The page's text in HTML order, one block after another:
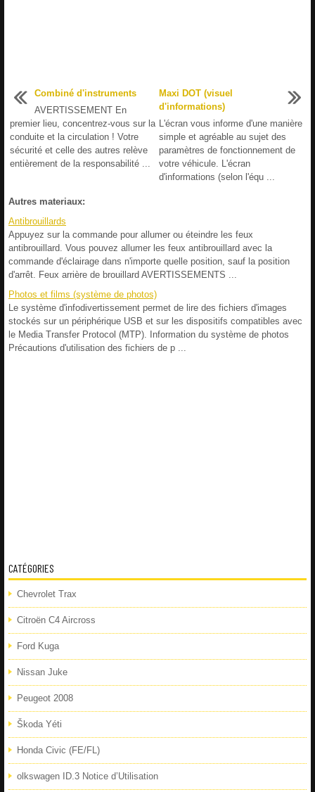
Combiné d'instruments
AVERTISSEMENT En
premier lieu, concentrez-vous sur la
conduite et la circulation ! Votre
sécurité et celle des autres relève
entièrement de la responsabilité ...
Maxi DOT (visuel
d'informations)
L'écran vous informe d'une manière
simple et agréable au sujet des
paramètres de fonctionnement de
votre véhicule. L'écran
d'informations (selon l'équ ...
Autres materiaux:
Antibrouillards
Appuyez sur la commande pour allumer ou éteindre les feux
antibrouillard. Vous pouvez allumer les feux antibrouillard avec la
commande d'éclairage dans n'importe quelle position, sauf la position
d'arrêt. Feux arrière de brouillard AVERTISSEMENTS ...
Photos et films (système de photos)
Le système d'infodivertissement permet de lire des fichiers d'images
stockés sur un périphérique USB et sur les dispositifs compatibles avec
le Media Transfer Protocol (MTP). Information du système de photos
Précautions d'utilisation des fichiers de p ...
CATÉGORIES
Chevrolet Trax
Citroën C4 Aircross
Ford Kuga
Nissan Juke
Peugeot 2008
Škoda Yéti
Honda Civic (FE/FL)
olkswagen ID.3 Notice d’Utilisation